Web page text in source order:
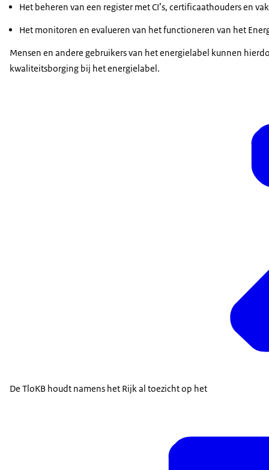
Het beheren van een register met CI’s, certificaathouders en
Het monitoren en evalueren van het functioneren van het
Mensen en andere gebruikers van het energielabel kunnen
kwaliteitsborging bij het energielabel.
De TloKB houdt namens het Rijk al toezicht op het